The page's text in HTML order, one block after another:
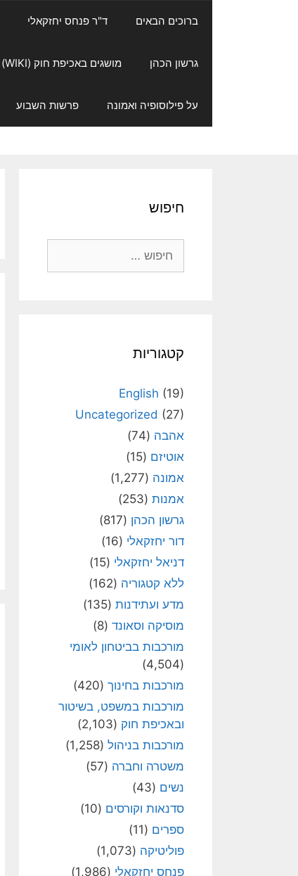
ברוכים הבאים ד"ר פנחס יחזקאלי
גרשון הכהן מושגים באכיפת חוק (WIKI)
על פילוסופיה ואמונה פרשות השבוע
חיפוש
קטגוריות
English (19)
Uncategorized (27)
אהבה (74)
אוטיזם (15)
אמונה (1,277)
אמנות (253)
גרשון הכהן (817)
דור יחזקאלי (16)
דניאל יחזקאלי (15)
ללא קטגוריה (162)
מדע ועתידנות (135)
מוסיקה וסאונד (8)
מורכבות בביטחון לאומי
(4,504)
מורכבות בחינוך (420)
מורכבות במשפט, בשיטור
ובאכיפת חוק (2,103)
מורכבות בניהול (1,258)
משטרה וחברה (57)
נשים (43)
סדנאות וקורסים (10)
ספרים (11)
פוליטיקה (1,073)
פנחס יחזקאלי (1,986)